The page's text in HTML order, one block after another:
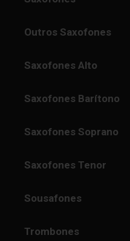
Outros Saxofones
Saxofones Alto
Saxofones Barítono
Saxofones Soprano
Saxofones Tenor
Sousafones
Trombones